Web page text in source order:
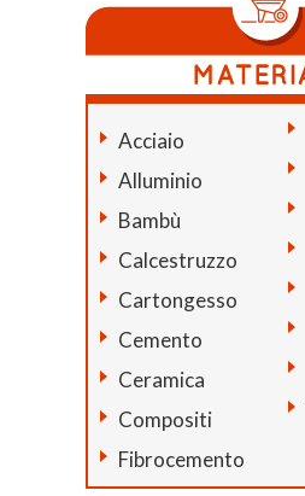
Acciaio
Alluminio
Bambù
Calcestruzzo
Cartongesso
Cemento
Ceramica
Compositi
Fibrocemento